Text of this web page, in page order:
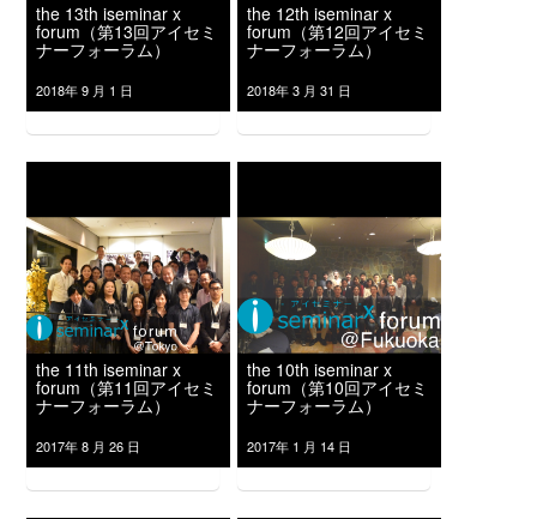
the 13th iseminar x
forum（第13回アイセミ
ナーフォーラム）
2018年 9 月 1 日
the 12th iseminar x
forum（第12回アイセミ
ナーフォーラム）
2018年 3 月 31 日
the 11th iseminar x
forum（第11回アイセミ
ナーフォーラム）
2017年 8 月 26 日
the 10th iseminar x
forum（第10回アイセミ
ナーフォーラム）
2017年 1 月 14 日